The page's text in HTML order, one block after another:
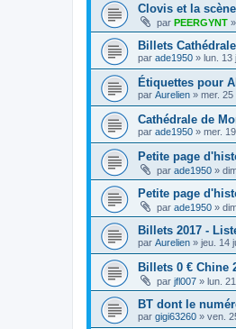
Clovis et la
par PEERGYNT »
Billets
par ade1950 » lun. 13
Étiquettes pour
par Aurelien » mer. 25
Cathédrale de
par ade1950 » mer.
Petite page
par ade1950 »
Petite page
par ade1950 »
Billets 2017 -
par Aurelien » jeu. 14
Billets 0 € Chine
par jfl007 » lun.
BT dont le
par gigi63260 » ven.